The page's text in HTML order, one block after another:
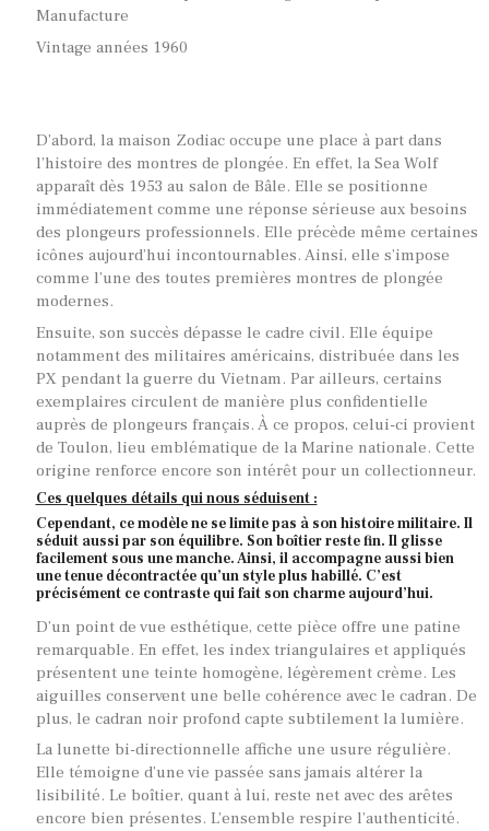
Manufacture
Vintage années 1960
D’abord, la maison Zodiac occupe une place à part dans
l’histoire des montres de plongée. En effet, la Sea Wolf
apparaît dès 1953 au salon de Bâle. Elle se positionne
immédiatement comme une réponse sérieuse aux besoins
des plongeurs professionnels. Elle précède même certaines
icônes aujourd’hui incontournables. Ainsi, elle s’impose
comme l’une des toutes premières montres de plongée
modernes.
Ensuite, son succès dépasse le cadre civil. Elle équipe
notamment des militaires américains, distribuée dans les
PX pendant la guerre du Vietnam. Par ailleurs, certains
exemplaires circulent de manière plus confidentielle
auprès de plongeurs français. À ce propos, celui-ci provient
de Toulon, lieu emblématique de la Marine nationale. Cette
origine renforce encore son intérêt pour un collectionneur.
Ces quelques détails qui nous séduisent :
Cependant, ce modèle ne se limite pas à son histoire militaire. Il
séduit aussi par son équilibre. Son boîtier reste fin. Il glisse
facilement sous une manche. Ainsi, il accompagne aussi bien
une tenue décontractée qu’un style plus habillé. C’est
précisément ce contraste qui fait son charme aujourd’hui.
D’un point de vue esthétique, cette pièce offre une patine
remarquable. En effet, les index triangulaires et appliqués
présentent une teinte homogène, légèrement crème. Les
aiguilles conservent une belle cohérence avec le cadran. De
plus, le cadran noir profond capte subtilement la lumière.
La lunette bi-directionnelle affiche une usure régulière.
Elle témoigne d’une vie passée sans jamais altérer la
lisibilité. Le boîtier, quant à lui, reste net avec des arêtes
encore bien présentes. L’ensemble respire l’authenticité.